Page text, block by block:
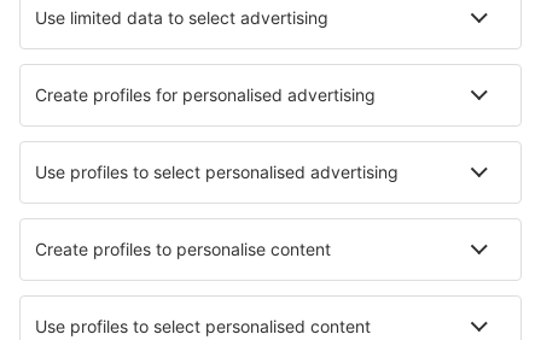
Hotel in Nong Lu Hotel in Phetchaburi Hotel Tha Chang
Hotel in Chaiyaphum Hotel Tha Yang
I migliori hotel - città
Hotel in Clarenville Hotel in La Ventana Hotel in Berlin
Hotel Chite Hotel in Codigoro
Hotel in Greystones Hotel in Massapequa